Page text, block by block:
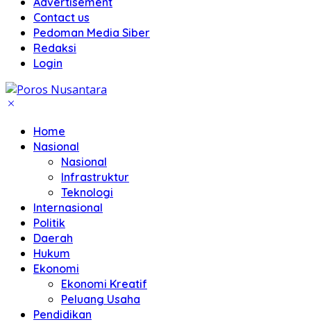
Contact us
Pedoman Media Siber
Redaksi
Login
Home
Nasional
Nasional
Infrastruktur
Teknologi
Internasional
Politik
Daerah
Hukum
Ekonomi
Ekonomi Kreatif
Peluang Usaha
Pendidikan